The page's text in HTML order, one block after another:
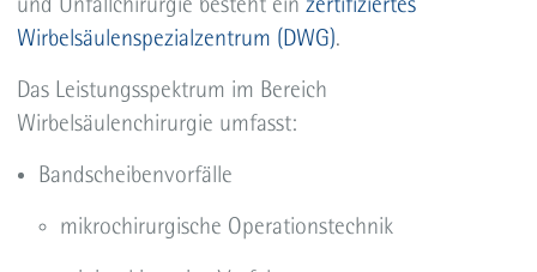
Wirbelsäulenspezialzentrum (DWG).
Das Leistungsspektrum im Bereich
Wirbelsäulenchirurgie umfasst:
Bandscheibenvorfälle
mikrochirurgische Operationstechnik